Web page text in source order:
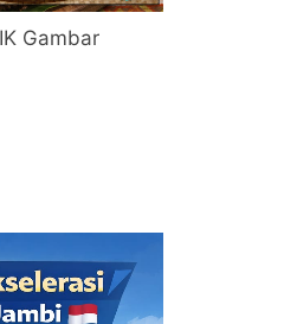
Gambar